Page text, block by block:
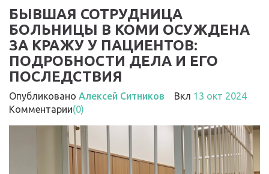
БЫВШАЯ СОТРУДНИЦА
БОЛЬНИЦЫ В КОМИ ОСУЖДЕНА
ЗА КРАЖУ У ПАЦИЕНТОВ:
ПОДРОБНОСТИ ДЕЛА И ЕГО
ПОСЛЕДСТВИЯ
Опубликовано Алексей Ситников Вкл 13 окт 2024
Комментарии(0)